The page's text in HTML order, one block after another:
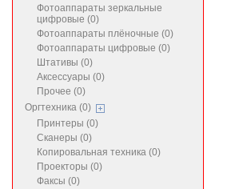
Фотоаппараты зеркальные
цифровые (0)
Фотоаппараты плёночные (0)
Фотоаппараты цифровые (0)
Штативы (0)
Аксессуары (0)
Прочее (0)
Оргтехника (0)
Принтеры (0)
Сканеры (0)
Копировальная техника (0)
Проекторы (0)
Факсы (0)